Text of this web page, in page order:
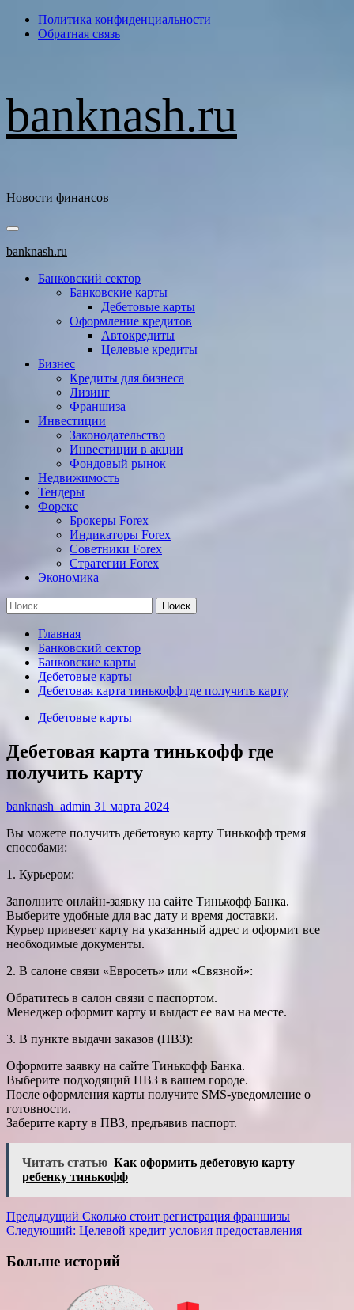
ПерейтиПолитика конфиденциальности
Обратная связь
banknash.ru
Новости финансов
Основное
меню
banknash.ru
Банковский сектор
Банковские карты
Дебетовые карты
Оформление кредитов
Автокредиты
Целевые кредиты
Бизнес
Кредиты для бизнеса
Лизинг
Франшиза
Инвестиции
Законодательство
Инвестиции в акции
Фондовый рынок
Недвижимость
Тендеры
Форекс
Брокеры Forex
Индикаторы Forex
Советники Forex
Стратегии Forex
Экономика
Найти:
Главная
Банковский сектор
Банковские карты
Дебетовые карты
Дебетовая карта тинькофф где получить карту
Дебетовые карты
Дебетовая карта тинькофф где
получить карту
banknash_admin 31 марта 2024
Вы можете получить дебетовую карту Тинькофф тремя
способами:
1. Курьером:
Заполните онлайн-заявку на сайте Тинькофф Банка.
Выберите удобные для вас дату и время доставки.
Курьер привезет карту на указанный адрес и оформит все
необходимые документы.
2. В салоне связи «Евросеть» или «Связной»:
Обратитесь в салон связи с паспортом.
Менеджер оформит карту и выдаст ее вам на месте.
3. В пункте выдачи заказов (ПВЗ):
Оформите заявку на сайте Тинькофф Банка.
Выберите подходящий ПВЗ в вашем городе.
После оформления карты получите SMS-уведомление о
готовности.
Заберите карту в ПВЗ, предъявив паспорт.
Читать статью Как оформить дебетовую карту
ребенку тинькофф
Навигация
записи
Предыдущий Сколько стоит регистрация франшизы
Следующий: Целевой кредит условия предоставления
Больше историй